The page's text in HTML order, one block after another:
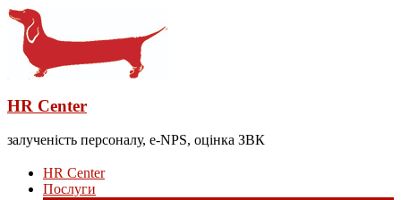
HR Center
залученість персоналу, e-NPS, оцінка ЗВК
HR Center
Послуги